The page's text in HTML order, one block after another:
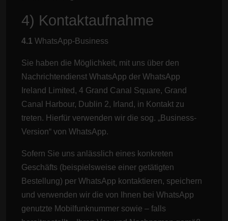
4) Kontaktaufnahme
4.1 WhatsApp-Business
Sie haben die Möglichkeit, mit uns über den
Nachrichtendienst WhatsApp der WhatsApp
Ireland Limited, 4 Grand Canal Square, Grand
Canal Harbour, Dublin 2, Irland, in Kontakt zu
treten. Hierfür verwenden wir die sog. „Business-
Version“ von WhatsApp.
Sofern Sie uns anlässlich eines konkreten
Geschäfts (beispielsweise einer getätigten
Bestellung) per WhatsApp kontaktieren, speichern
und verwenden wir die von Ihnen bei WhatsApp
genutzte Mobilfunknummer sowie – falls